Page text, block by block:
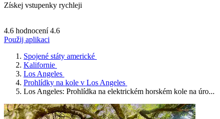
Získej vstupenky rychleji
4.6 hodnocení 4.6
Použij aplikaci
Spojené státy americké
Kalifornie
Los Angeles
Prohlídky na kole v Los Angeles
Los Angeles: Prohlídka na elektrickém horském kole na úro...